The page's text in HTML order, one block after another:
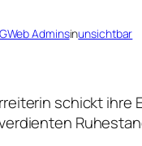
Adminsinunsichtbar
schickt ihre